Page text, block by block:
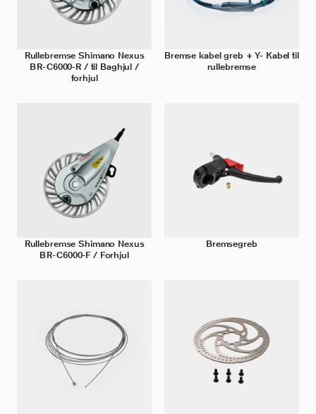
Rullebremse Shimano Nexus
BR-C6000-R / til Baghjul /
forhjul
Bremse kabel greb + Y- Kabel til
rullebremse
Rullebremse Shimano Nexus
BR-C6000-F / Forhjul
Bremsegreb